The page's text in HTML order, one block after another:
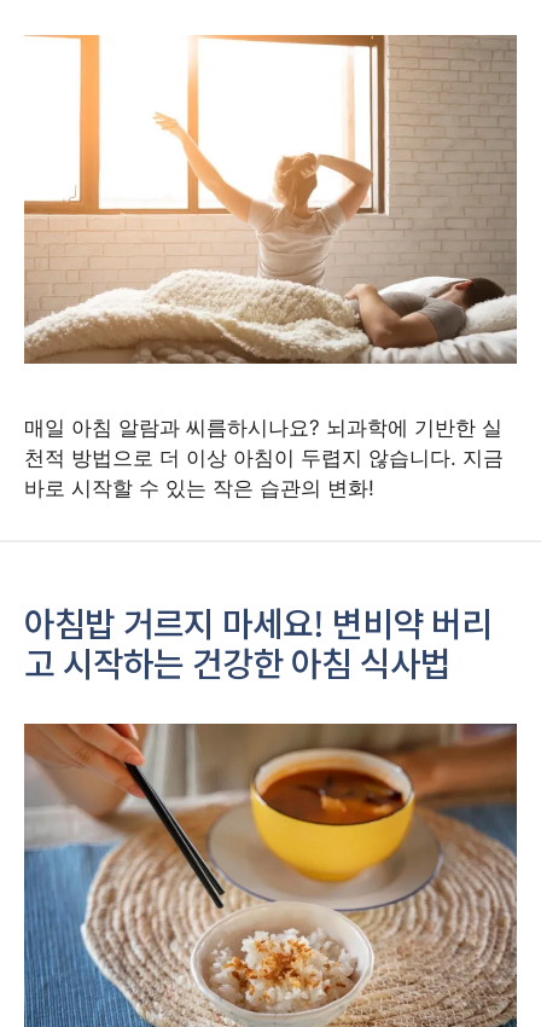
매일 아침 알람과 씨름하시나요? 뇌과학에 기반한 실
천적 방법으로 더 이상 아침이 두렵지 않습니다. 지금
바로 시작할 수 있는 작은 습관의 변화!
아침밥 거르지 마세요! 변비약 버리
고 시작하는 건강한 아침 식사법